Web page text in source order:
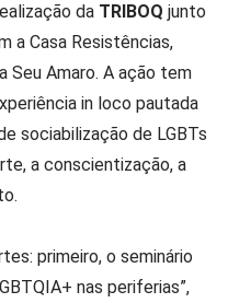
da TRIBOQ junto
a Casa Resistências,
Seu Amaro. A ação tem
in loco pautada
sociabilização de LGBTs
a conscientização, a
primeiro, o seminário
nas periferias”,